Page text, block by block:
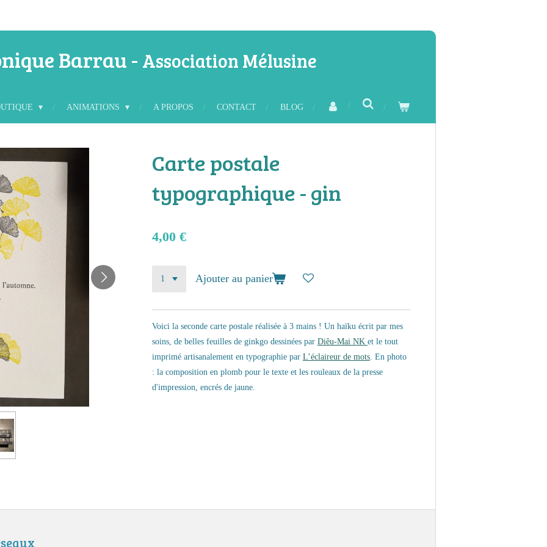
Barrau - Association Mélusine
ANIMATIONS A PROPOS CONTACT BLOG
Carte postale
typographique - gin
4,00 €
Ajouter au panier
Voici la seconde carte postale réalisée à 3 mains ! Un haïku écrit par mes
soins, de belles feuilles de ginkgo dessinées par Diêu-Mai NK et le tout
imprimé artisanalement en typographie par L’éclaireur de mots . En photo
: la composition en plomb pour le texte et les rouleaux de la presse
d'impression, encrés de jaune.